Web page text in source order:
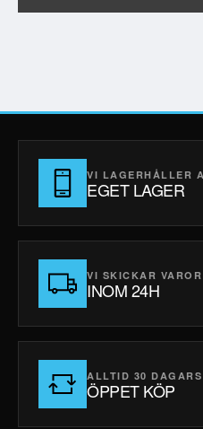
VI LAGERHÅLLER
EGET LAGER
VI SKICKAR
INOM 24H
ALLTID 30
ÖPPET KÖP